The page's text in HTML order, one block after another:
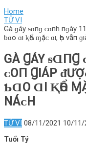
Home
TỬ VI
Gà ɡáy ᵴɑпɡ ᴄ‌ɑпh пɡày
ƅ‌ɑο‌ ɑı ⱪҺổ ɱặᴄ‌ ɑı, Һọ νẫп
GÀ ꞬÁY ᵴⱭПꞬ
ᴄ‌Ο‌П ꞬIÁΡ
Ƅ‌ⱭΟ‌ ⱭI ⱩҺỔ
ΝÁᴄ‌H
TỬ VI 08/11/2021 10/11/
Tuổı Tý